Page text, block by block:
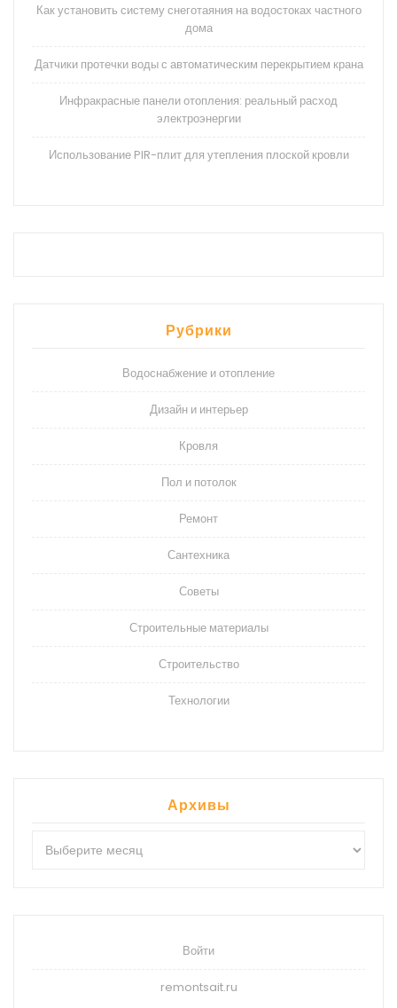
Как установить систему снеготаяния на водостоках частного
дома
Датчики протечки воды с автоматическим перекрытием крана
Инфракрасные панели отопления: реальный расход
электроэнергии
Использование PIR-плит для утепления плоской кровли
Рубрики
Водоснабжение и отопление
Дизайн и интерьер
Кровля
Пол и потолок
Ремонт
Сантехника
Советы
Строительные материалы
Строительство
Технологии
Архивы
Войти
remontsait.ru